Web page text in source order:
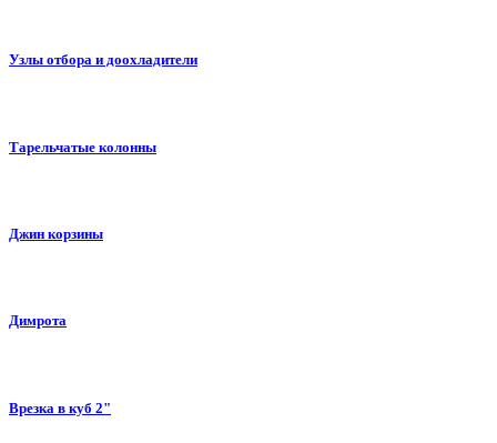
Узлы отбора и доохладители
Тарельчатые колонны
Джин корзины
Димрота
Врезка в куб 2"